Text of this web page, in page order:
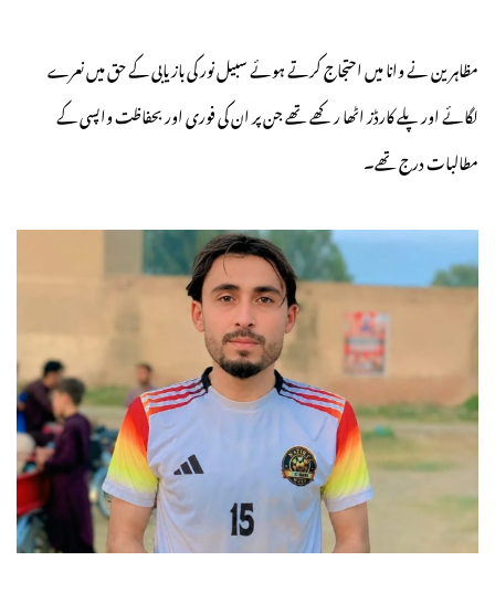
مظاہرین نے وانا میں احتجاج کرتے ہوئے سبیل نور کی بازیابی کے حق میں نعرے
لگائے اور پلے کارڈز اٹھا رکھے تھے جن پر ان کی فوری اور بحفاظت واپسی کے
مطالبات درج تھے۔